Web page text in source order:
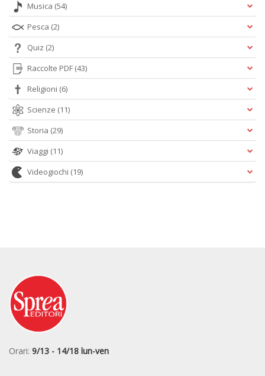
Musica (54)
Pesca (2)
Quiz (2)
Raccolte PDF (43)
Religioni (6)
Scienze (11)
Storia (29)
Viaggi (11)
Videogiochi (19)
Orari: 9/13 - 14/18 lun-ven